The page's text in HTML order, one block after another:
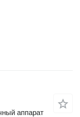
аппарат